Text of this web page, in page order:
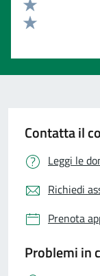
Valuta 2 stelle su
Contatta il
Leggi le
Richiedi
Prenota
Problemi in